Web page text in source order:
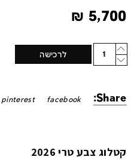
5,700
₪
Quantity
לרכישה
Share:
facebook
pinterest
קטלוג צבע טרי 2026